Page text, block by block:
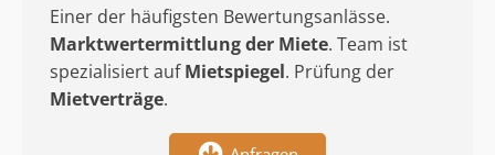
Einer der häufigsten Bewertungsanlässe.
Marktwertermittlungder Miete. Team ist
spezialisiert aufMietspiegel. Prüfung der
Mietverträge.